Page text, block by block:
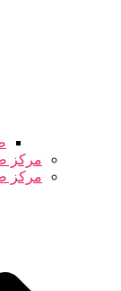
مركز
مركز